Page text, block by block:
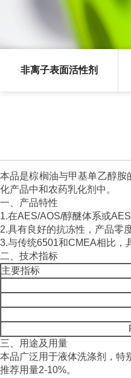
非离子表面活性剂
本品是棕榈油与甲基单乙醇
化产品中和农药乳化剂中。
一、产品特性
1.在AES/AOS/醇醚体系或
2.具有良好的抗冻性，产品零
3.与传统6501和CMEA相比，
二、技术指标
主要指标
三、用途及用量
本品广泛用于液体洗涤剂，特
推荐用量2-10%。